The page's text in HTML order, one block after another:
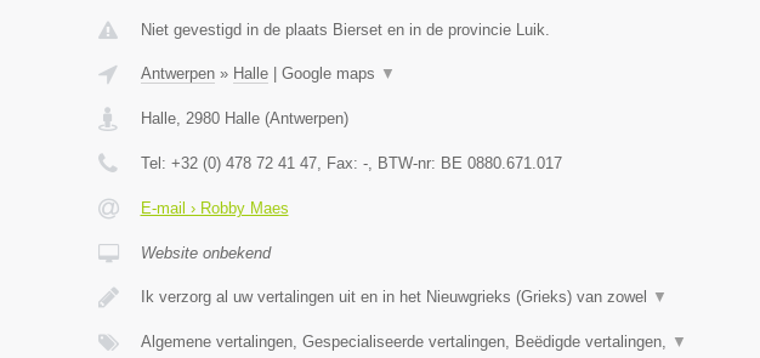
Niet gevestigd in de plaats Bierset en in de provincie Luik.
Antwerpen» Halle| Google maps ▼
Halle, 2980 Halle(Antwerpen)
Tel: +32 (0) 478 72 41 47, Fax: -, BTW-nr: BE 0880.671.017
E-mail › Robby Maes
Website onbekend
Ik verzorg al uw vertalingen uit en in het Nieuwgrieks (Grieks) van zowel ▼
Algemene vertalingen, Gespecialiseerde vertalingen, Beëdigde vertalingen, ▼